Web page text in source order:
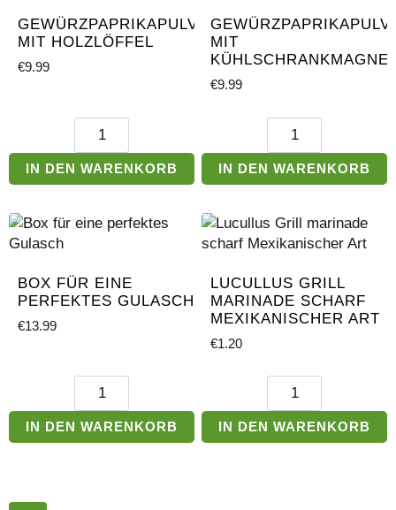
Menge
GEWÜRZPAPRIKAPULVER
MIT HOLZLÖFFEL
€9.99
Gewürzpaprikapulver
mit
Holzlöffel
Menge
IN DEN WARENKORB
MIT
€9.99
mit
Menge
IN DEN WARENKORB
BOX FÜR EINE
PERFEKTES GULASCH
€13.99
Box
für
eine
perfektes
IN DEN WARENKORB
LUCULLUS GRILL
MARINADE SCHARF
MEXIKANISCHER ART
€1.20
Lucullus
Grill
marinade
scharf
IN DEN WARENKORB